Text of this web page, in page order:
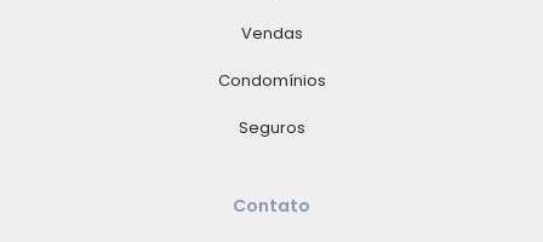
Vendas
Condomínios
Seguros
Contato